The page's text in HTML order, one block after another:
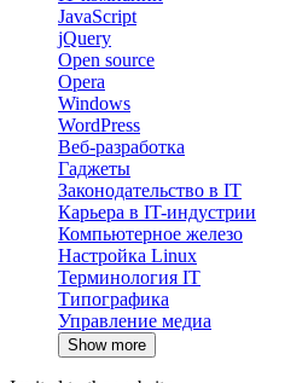
JavaScript
jQuery
Open source
Opera
Windows
WordPress
Веб-разработка
Гаджеты
Законодательство в IT
Карьера в IT-индустрии
Компьютерное железо
Настройка Linux
Терминология IT
Типографика
Управление медиа
Show more